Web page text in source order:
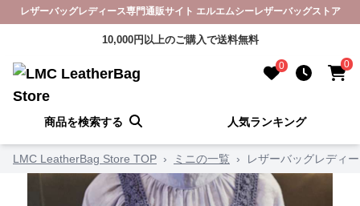
レザーバッグレディース専門通販サイト エルエムシーレザーバッグストア
10,000円以上のご購入で送料無料
0 0
商品を検索する 人気ランキング
LMC LeatherBag Store TOP › ミニの一覧 › レザーバッグレディ